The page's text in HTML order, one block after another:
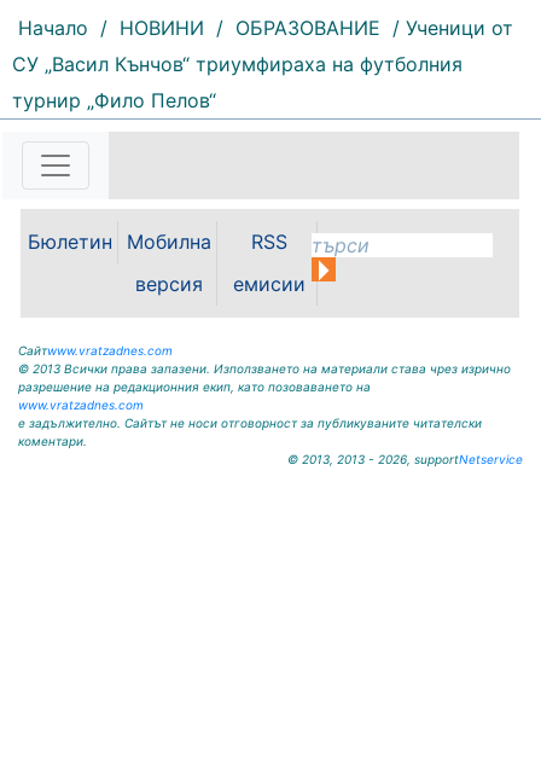
133 | 2026-08-07 11:30:54
ОБЩИНА КРИВОДОЛ ОБЛАСТ
ВРАЦА 3060 гр. Криводол, ул.
09117/20-45, e-mail:
На основание чл. 8, ал. 4,
Начало / НОВИНИ / ОБРАЗОВАНИЕ / Ученици от
СУ „Васил Кънчов“ триумфираха на футболния
турнир „Фило Пелов“
Бюлетин
Мобилна
версия
RSS
емисии
Сайтwww.vratzadnes.com
© 2013 Всички права запазени. Използването на материали става чрез изрично
разрешение на редакционния екип, като позоваването на
www.vratzadnes.com
е задължително. Сайтът не носи отговорност за публикуваните читателски
коментари.
© 2013, 2013 - 2026, supportNetservice